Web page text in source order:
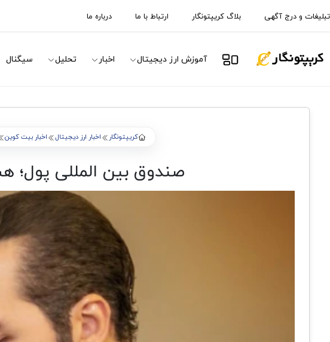
تبلیغات و درج آگهی بلاگ کریپتونگار ارتباط با ما درباره ما
آموزش ارز دیجیتال اخبار تحلیل سیگنال
کریپتونگار اخبار ارز دیجیتال اخبار بیت کوین
صندوق بین‌ المللی پول؛